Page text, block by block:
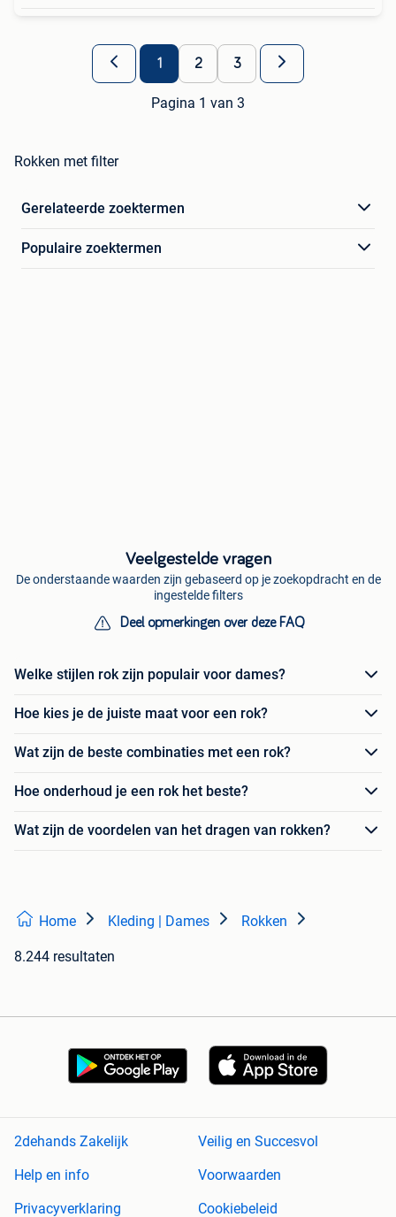
1 2 3
Pagina 1 van 3
Rokken met filter
Gerelateerde zoektermen
Populaire zoektermen
Veelgestelde vragen
De onderstaande waarden zijn gebaseerd op je zoekopdracht en de
ingestelde filters
Deel opmerkingen over deze FAQ
Welke stijlen rok zijn populair voor dames?
Hoe kies je de juiste maat voor een rok?
Wat zijn de beste combinaties met een rok?
Hoe onderhoud je een rok het beste?
Wat zijn de voordelen van het dragen van rokken?
Home Kleding | Dames Rokken
8.244 resultaten
2dehands Zakelijk
Veilig en Succesvol
Help en info
Voorwaarden
Privacyverklaring
Cookiebeleid